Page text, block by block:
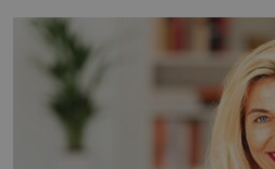
se na koloběžce a den
Velkých Losinách nebo v